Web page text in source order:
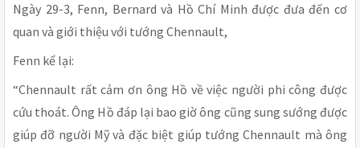
Ngày 29-3, Fenn, Bernard và Hồ Chí Minh được đưa đến cơ
quan và giới thiệu với tướng Chennault,
Fenn kể lại:
“Chennault rất cảm ơn ông Hồ về việc người phi công được
cứu thoát. Ông Hồ đáp lại bao giờ ông cũng sung sướng được
giúp đỡ người Mỹ và đặc biệt giúp tướng Chennault mà ông